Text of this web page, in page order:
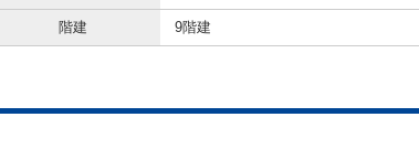
階建 9階建